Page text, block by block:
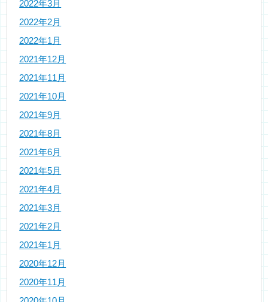
2022年3月
2022年2月
2022年1月
2021年12月
2021年11月
2021年10月
2021年9月
2021年8月
2021年6月
2021年5月
2021年4月
2021年3月
2021年2月
2021年1月
2020年12月
2020年11月